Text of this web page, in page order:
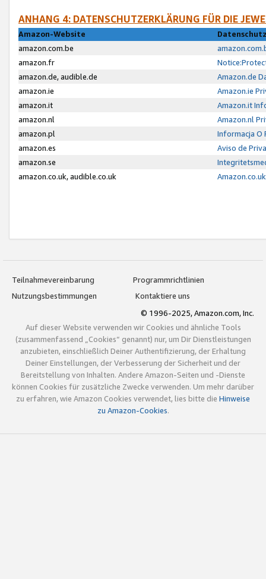
ANHANG 4: DATENSCHUTZERKLÄRUNG FÜR DIE
Amazon-Website
amazon.com.be
amazon.fr
amazon.de, audible.de
Amazon.de
amazon.ie
Amazon.ie
amazon.it
Amazon.it
amazon.nl
Amazon.nl
amazon.pl
Informacja O
amazon.es
Aviso de
amazon.se
amazon.co.uk, audible.co.uk
Teilnahmevereinbarung
Programmrichtlinien
Nutzungsbestimmungen
Kontaktiere uns
© 1996-2025, Amazon.com, Inc.
Auf dieser Website verwenden wir Cookies und ähnliche Tools
(zusammenfassend „Cookies“ genannt) nur, um Dir Dienstleistungen
anzubieten, einschließlich Deiner Authentifizierung, der Erhaltung
Deiner Einstellungen, der Verbesserung der Sicherheit und der
Bereitstellung von Inhalten. Andere Amazon-Seiten und -Dienste
können Cookies für zusätzliche Zwecke verwenden. Um mehr darüber
zu erfahren, wie Amazon Cookies verwendet, lies bitte die Hinweise
zu Amazon-Cookies.